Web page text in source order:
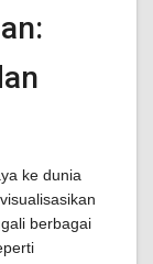
ke dunia
berbagai